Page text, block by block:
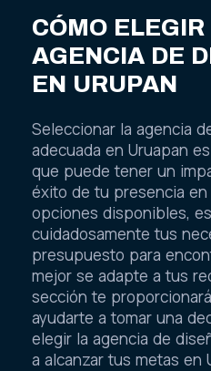
CÓMO
AGENCIA DE
EN URUPAN
Seleccionar la agencia
adecuada en Uruapan
que puede tener un
éxito de tu presencia
opciones disponibles,
cuidadosamente tus
presupuesto para
mejor se adapte a tus
sección te
ayudarte a tomar una
elegir la agencia de
a alcanzar tus metas en